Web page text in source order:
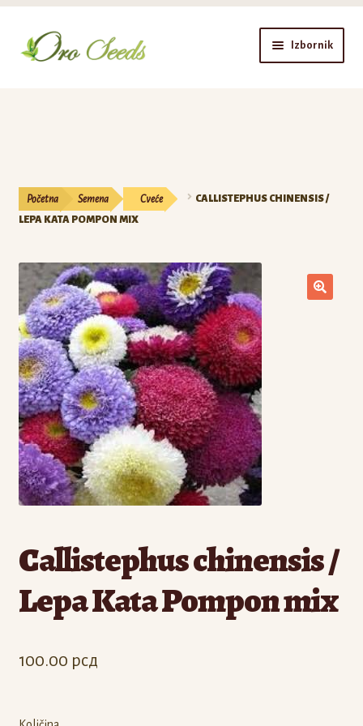
Preskoči
na
Skoči
na
Izbornik
Biljke
Oprema
Blog
Prijava
Odjava
Registracija
Početna Semena Cveće
CALLISTEPHUS CHINENSIS /
LEPA KATA POMPON MIX
Callistephus chinensis /
Lepa Kata Pompon mix
100.00 рсд